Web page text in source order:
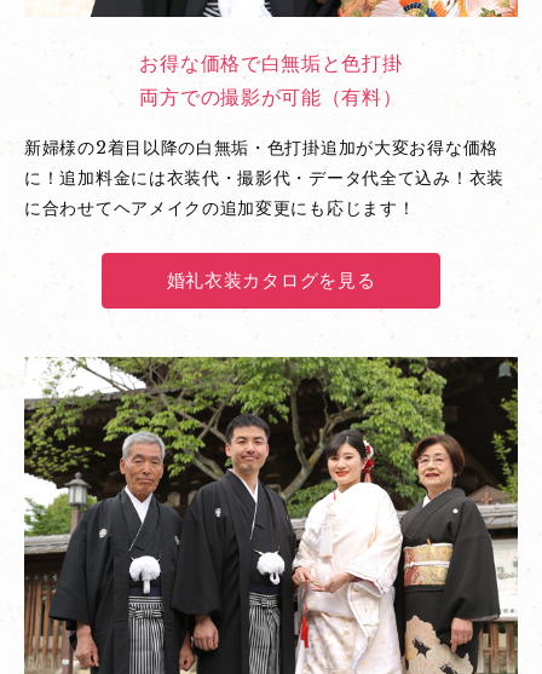
お得な価格で白無垢と色打掛
両方での撮影が可能（有料）
新婦様の2着目以降の白無垢・色打掛追加が大変お得な価格
に！追加料金には衣装代・撮影代・データ代全て込み！衣装
に合わせてヘアメイクの追加変更にも応じます！
婚礼衣装カタログを見る